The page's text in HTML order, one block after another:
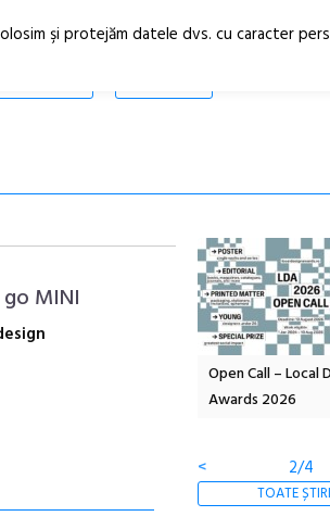
MINI
Open Call – Local
Awards 2026
<
2/4
TOATE
şi protejăm datele dvs. cu caracter